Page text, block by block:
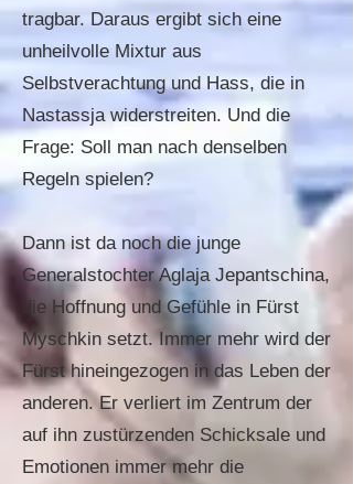
tragbar. Daraus ergibt sich eine
unheilvolle Mixtur aus
Selbstverachtung und Hass, die in
Nastassja widerstreiten. Und die
Frage: Soll man nach denselben
Regeln spielen?
Dann ist da noch die junge
Generalstochter Aglaja Jepantschina,
die Hoffnung und Gefühle in Fürst
Myschkin setzt. Immer mehr wird der
Fürst hineingezogen in das Leben der
anderen. Er verliert im Zentrum der
auf ihn zustürzenden Schicksale und
Emotionen immer mehr die